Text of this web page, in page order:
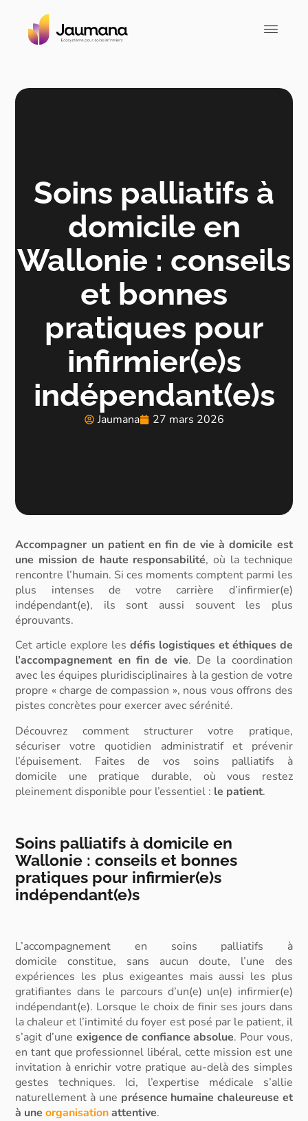
Soins palliatifs à
domicile en
Wallonie : conseils
et bonnes
pratiques pour
infirmier(e)s
indépendant(e)s
Jaumana 27 mars 2026
Accompagner un patient en fin de vie à domicile est
une mission de haute responsabilité, où la technique
rencontre l’humain. Si ces moments comptent parmi les
plus intenses de votre carrière d’infirmier(e)
indépendant(e), ils sont aussi souvent les plus
éprouvants.
Cet article explore les défis logistiques et éthiques de
l’accompagnement en fin de vie. De la coordination
avec les équipes pluridisciplinaires à la gestion de votre
propre « charge de compassion », nous vous offrons des
pistes concrètes pour exercer avec sérénité.
Découvrez comment structurer votre pratique,
sécuriser votre quotidien administratif et prévenir
l’épuisement. Faites de vos soins palliatifs à
domicile une pratique durable, où vous restez
pleinement disponible pour l’essentiel : le patient.
Soins palliatifs à domicile en
Wallonie : conseils et bonnes
pratiques pour infirmier(e)s
indépendant(e)s
L’accompagnement en soins palliatifs à
domicile constitue, sans aucun doute, l’une des
expériences les plus exigeantes mais aussi les plus
gratifiantes dans le parcours d’un(e) un(e) infirmier(e)
indépendant(e). Lorsque le choix de finir ses jours dans
la chaleur et l’intimité du foyer est posé par le patient, il
s’agit d’une exigence de confiance absolue. Pour vous,
en tant que professionnel libéral, cette mission est une
invitation à enrichir votre pratique au-delà des simples
gestes techniques. Ici, l’expertise médicale s’allie
naturellement à une présence humaine chaleureuse et
à uneorganisationattentive.